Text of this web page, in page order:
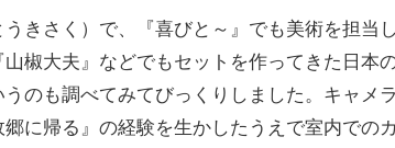
きさく）で、『喜びと～』でも美術を担当
椒大夫』などでもセットを作ってきた日本
のも調べてみてびっくりしました。キャメ
に帰る』の経験を生かしたうえで室内での